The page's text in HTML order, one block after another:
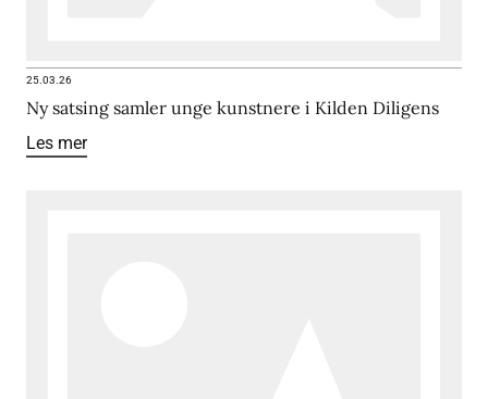
25.03.26
Ny satsing samler unge kunstnere i Kilden Diligens
Les mer